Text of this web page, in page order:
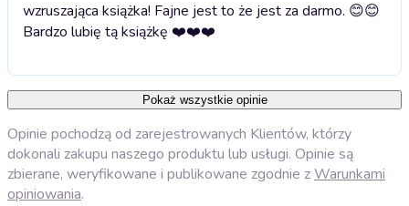
wzruszająca książka! Fajne jest to że jest za darmo. 😊😊
Bardzo lubię tą książkę ❤️❤️❤️
Pokaż wszystkie opinie
Opinie pochodzą od zarejestrowanych Klientów, którzy
dokonali zakupu naszego produktu lub usługi. Opinie są
zbierane, weryfikowane i publikowane zgodnie zWarunkami
opiniowania.